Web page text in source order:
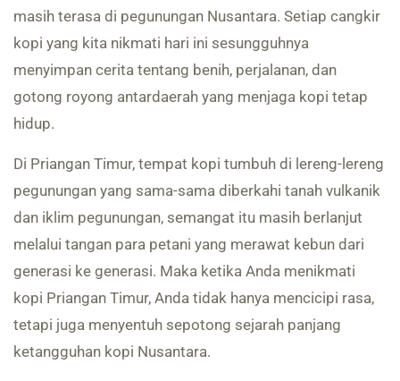
masih terasa di pegunungan Nusantara. Setiap cangkir
kopi yang kita nikmati hari ini sesungguhnya
menyimpan cerita tentang benih, perjalanan, dan
gotong royong antardaerah yang menjaga kopi tetap
hidup.
Di Priangan Timur, tempat kopi tumbuh di lereng-lereng
pegunungan yang sama-sama diberkahi tanah vulkanik
dan iklim pegunungan, semangat itu masih berlanjut
melalui tangan para petani yang merawat kebun dari
generasi ke generasi. Maka ketika Anda menikmati
kopi Priangan Timur, Anda tidak hanya mencicipi rasa,
tetapi juga menyentuh sepotong sejarah panjang
ketangguhan kopi Nusantara.